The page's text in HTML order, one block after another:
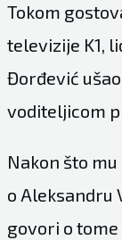
Tokom
televizije K1,
Đorđević
voditeljicom
Nakon što
o Aleksandru
govori o tome